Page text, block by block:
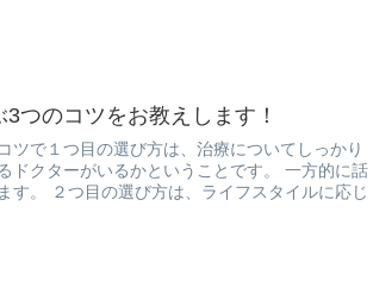
つのコツをお教えします！
ツで１つ目の選び方は、治療についてしっかり
ドクターがいるかということです。 一方的に話
す。 ２つ目の選び方は、ライフスタイルに応じ